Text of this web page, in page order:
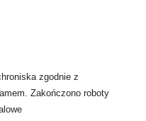
zgodnie z
Zakończono roboty